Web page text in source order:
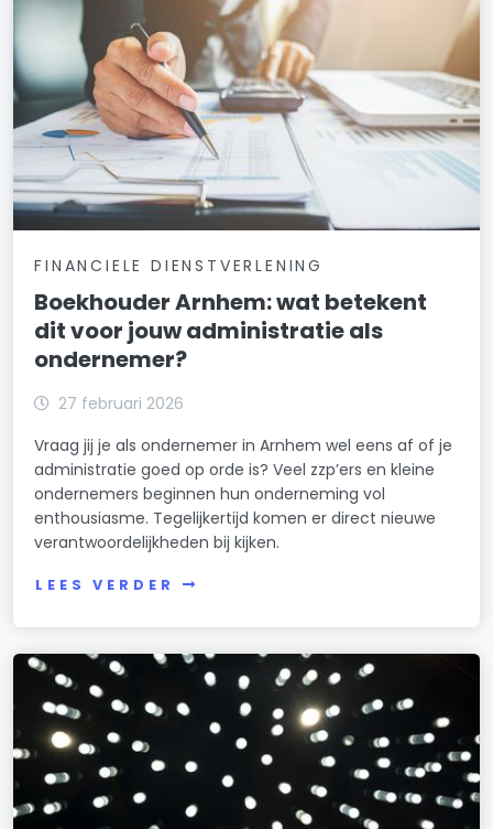
FINANCIELE DIENSTVERLENING
Boekhouder Arnhem: wat betekent
dit voor jouw administratie als
ondernemer?
27 februari 2026
Vraag jij je als ondernemer in Arnhem wel eens af of je
administratie goed op orde is? Veel zzp’ers en kleine
ondernemers beginnen hun onderneming vol
enthousiasme. Tegelijkertijd komen er direct nieuwe
verantwoordelijkheden bij kijken.
LEES VERDER